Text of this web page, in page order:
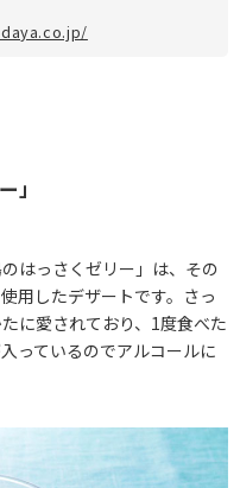
」
はっさくゼリー」は、その
用したデザートです。さっ
に愛されており、1度食べた
っているのでアルコールに